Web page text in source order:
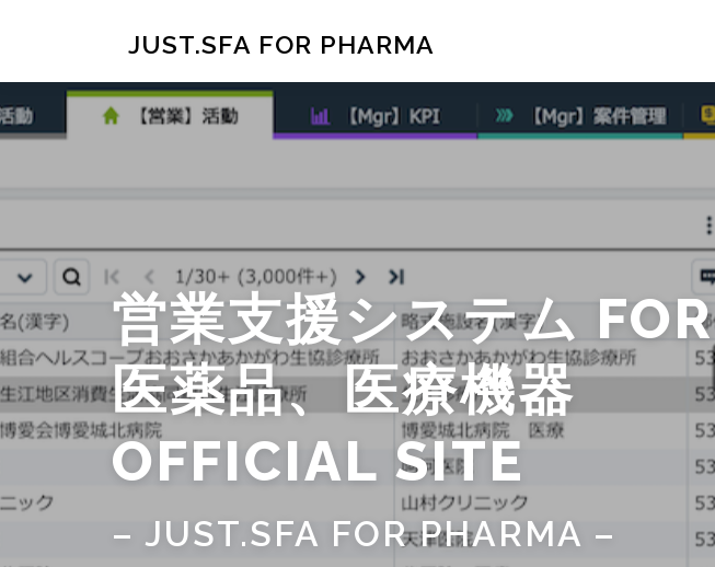
ン
ツ
へ
JUST.SFA FOR PHARMA
営業支援システム FOR
医薬品、医療機器
OFFICIAL SITE
– JUST.SFA FOR PHARMA –